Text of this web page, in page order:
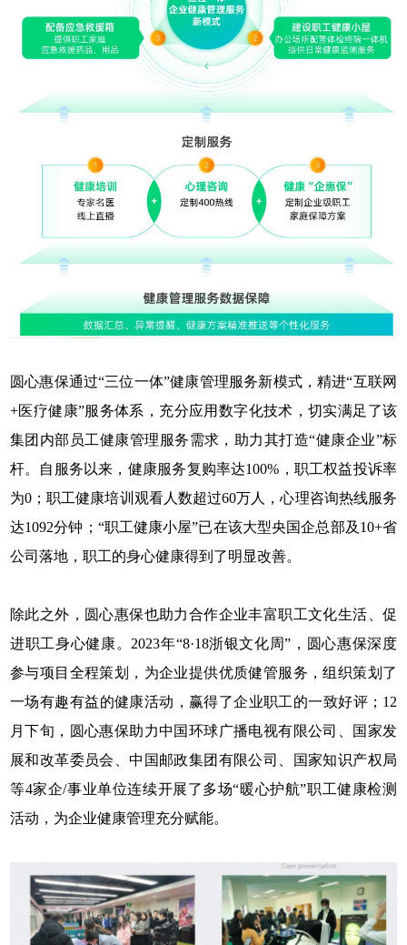
圆心惠保通过“三位一体”健康管理服务新模式，精进“互联网
+医疗健康”服务体系，充分应用数字化技术，切实满足了该
集团内部员工健康管理服务需求，助力其打造“健康企业”标
杆。自服务以来，健康服务复购率达100%，职工权益投诉率
为0；职工健康培训观看人数超过60万人，心理咨询热线服务
达1092分钟；“职工健康小屋”已在该大型央国企总部及10+省
公司落地，职工的身心健康得到了明显改善。
除此之外，圆心惠保也助力合作企业丰富职工文化生活、促
进职工身心健康。2023年“8·18浙银文化周”，圆心惠保深度
参与项目全程策划，为企业提供优质健管服务，组织策划了
一场有趣有益的健康活动，赢得了企业职工的一致好评；12
月下旬，圆心惠保助力中国环球广播电视有限公司、国家发
展和改革委员会、中国邮政集团有限公司、国家知识产权局
等4家企/事业单位连续开展了多场“暖心护航”职工健康检测
活动，为企业健康管理充分赋能。